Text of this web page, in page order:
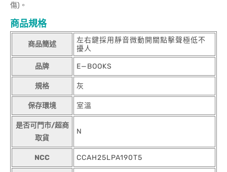
傷)。
商品規格
商品簡述
左右鍵採用靜音微動開關點擊聲極低不
擾人
品牌 E—BOOKS
規格 灰
保存環境 室溫
是否可門市/超商
取貨
N
NCC CCAH25LPA190T5